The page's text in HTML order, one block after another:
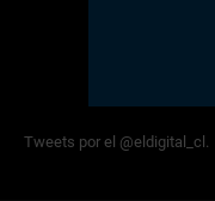
Tweets por el @eldigital_cl.